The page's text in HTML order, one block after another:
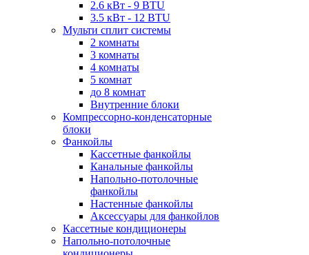
2.6 кВт - 9 BTU
3.5 кВт - 12 BTU
Мульти сплит системы
2 комнаты
3 комнаты
4 комнаты
5 комнат
до 8 комнат
Внутренние блоки
Компрессорно-конденсаторные
блоки
Фанкойлы
Кассетные фанкойлы
Канальные фанкойлы
Напольно-потолочные
фанкойлы
Настенные фанкойлы
Аксессуары для фанкойлов
Кассетные кондиционеры
Напольно-потолочные